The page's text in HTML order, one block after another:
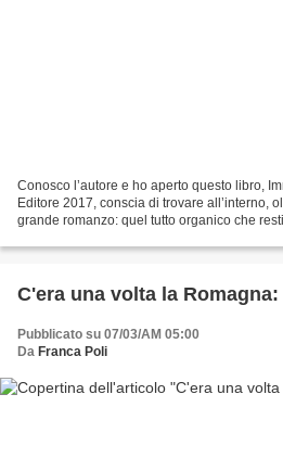
Conosco l’autore e ho aperto questo libro,
Editore 2017, conscia di trovare all’interno,
grande romanzo: quel tutto organico che
C'era una volta la
Pubblicato su 07/03/AM 05:00
Da Franca Poli